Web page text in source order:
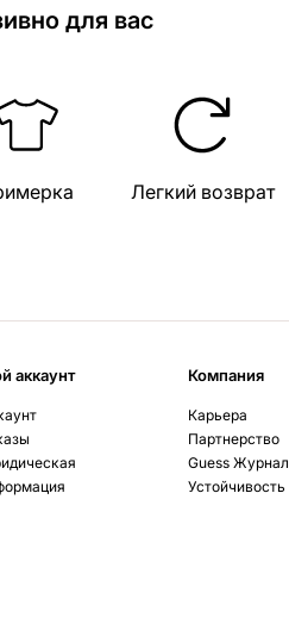
для вас
Легкий возврат
аккаунт Компания
Карьера
Партнерство
Guess Журнал
Устойчивость